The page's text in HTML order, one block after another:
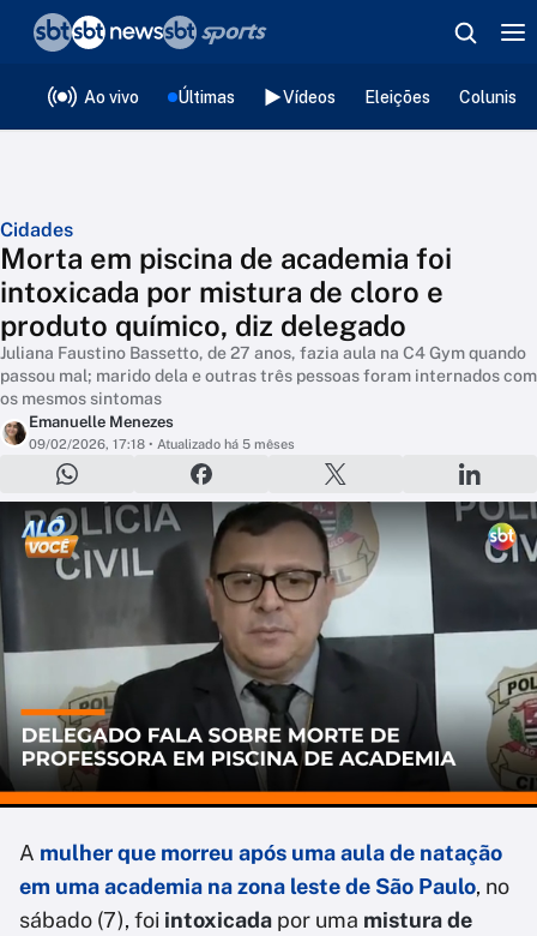
Ao vivo Últimas Vídeos Eleições
Cidades
Morta em piscina de academia foi
intoxicada por mistura de cloro e
produto químico, diz delegado
Juliana Faustino Bassetto, de 27 anos, fazia aula na C4 Gym quando
passou mal; marido dela e outras três pessoas foram internados com
os mesmos sintomas
Emanuelle Menezes
09/02/2026, 17:18 • Atualizado há 5 mêses
A mulher que morreu após uma aula de natação
em uma academia na zona leste de São Paulo, no
sábado (7), foi intoxicada por uma mistura de
❮voltar
Editorias